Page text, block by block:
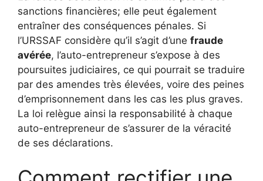
sanctions financières; elle peut également
entraîner des conséquences pénales. Si
l’URSSAF considère qu’il s’agit d’une fraude
avérée, l’auto-entrepreneur s’expose à des
poursuites judiciaires, ce qui pourrait se traduire
par des amendes très élevées, voire des peines
d’emprisonnement dans les cas les plus graves.
La loi relègue ainsi la responsabilité à chaque
auto-entrepreneur de s’assurer de la véracité
de ses déclarations.